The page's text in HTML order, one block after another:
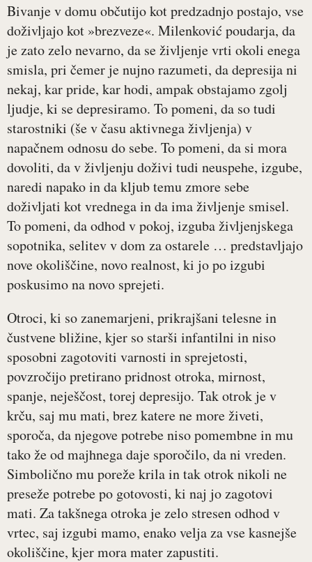
Bivanje v domu občutijo kot predzadnjo postajo, vse
doživljajo kot »brezveze«. Milenković poudarja, da
je zato zelo nevarno, da se življenje vrti okoli enega
smisla, pri čemer je nujno razumeti, da depresija ni
nekaj, kar pride, kar hodi, ampak obstajamo zgolj
ljudje, ki se depresiramo. To pomeni, da so tudi
starostniki (še v času aktivnega življenja) v
napačnem odnosu do sebe. To pomeni, da si mora
dovoliti, da v življenju doživi tudi neuspehe, izgube,
naredi napako in da kljub temu zmore sebe
doživljati kot vrednega in da ima življenje smisel.
To pomeni, da odhod v pokoj, izguba življenjskega
sopotnika, selitev v dom za ostarele … predstavljajo
nove okoliščine, novo realnost, ki jo po izgubi
poskusimo na novo sprejeti.
Otroci, ki so zanemarjeni, prikrajšani telesne in
čustvene bližine, kjer so starši infantilni in niso
sposobni zagotoviti varnosti in sprejetosti,
povzročijo pretirano pridnost otroka, mirnost,
spanje, neješčost, torej depresijo. Tak otrok je v
krču, saj mu mati, brez katere ne more živeti,
sporoča, da njegove potrebe niso pomembne in mu
tako že od majhnega daje sporočilo, da ni vreden.
Simbolično mu poreže krila in tak otrok nikoli ne
preseže potrebe po gotovosti, ki naj jo zagotovi
mati. Za takšnega otroka je zelo stresen odhod v
vrtec, saj izgubi mamo, enako velja za vse kasnejše
okoliščine, kjer mora mater zapustiti.